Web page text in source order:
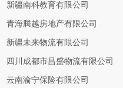
新疆南科教育有限公司
青海腾越房地产有限公司
新疆未来物流有限公司
四川成都市昌盛物流有限公司
云南渝宁保险有限公司